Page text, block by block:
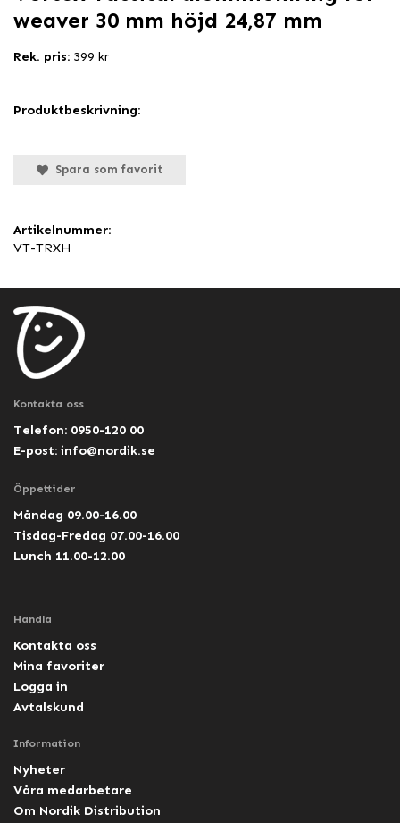
weaver 30 mm höjd 24,87 mm
Rek. pris: 399 kr
Produktbeskrivning:
Spara som favorit
Artikelnummer:
VT-TRXH
Kontakta oss
Telefon: 0950-120 00
E-post: info@nordik.se
Öppettider
Måndag 09.00-16.00
Tisdag-Fredag 07.00-16.00
Lunch 11.00-12.00
Handla
Kontakta oss
Mina favoriter
Logga in
Avtalskund
Information
Nyheter
Våra medarbetare
Om Nordik Distribution